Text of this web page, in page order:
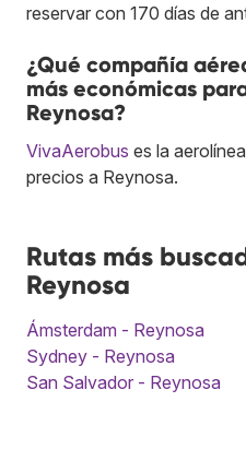
reservar con 170 días de
¿Qué compañía
más económicas
Reynosa?
VivaAerobus es la
precios a Reynosa.
Rutas más
Reynosa
Ámsterdam - Reynosa
Sydney - Reynosa
San Salvador - Reynosa